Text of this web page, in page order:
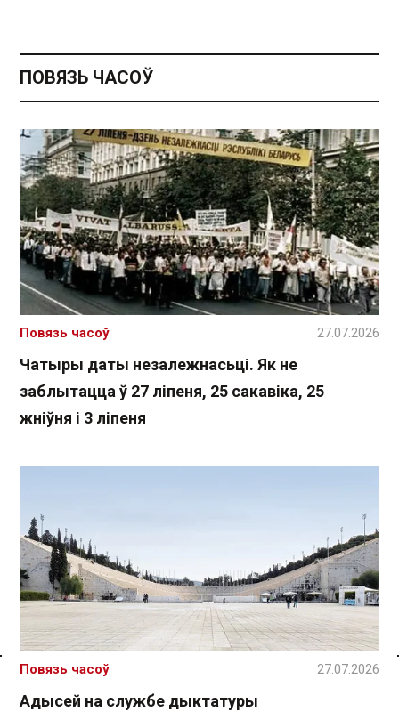
Спасылка без VPN
ПОВЯЗЬ ЧАСОЎ
Чатыры даты незалежнасьці. Як не
заблытацца ў 27 ліпеня, 25 сакавіка, 25
жніўня і 3 ліпеня
Повязь часоў 27.07.2026
Адысей на службе дыктатуры
Повязь часоў 27.07.2026